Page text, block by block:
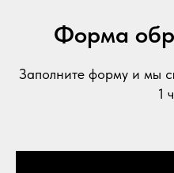
Форма
Заполните форму и мы
1